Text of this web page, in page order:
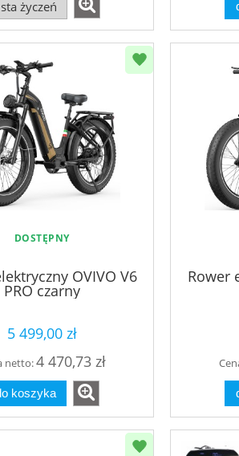
życzeń
DOSTĘPNY
OVIVO V6
PRO czarny
5 499,00 zł
netto:4 470,73 zł
koszyka
Rower